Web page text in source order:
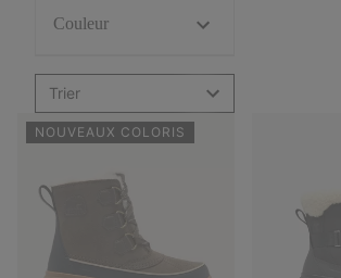
Couleur
Trier
NOUVEAUX COLORIS